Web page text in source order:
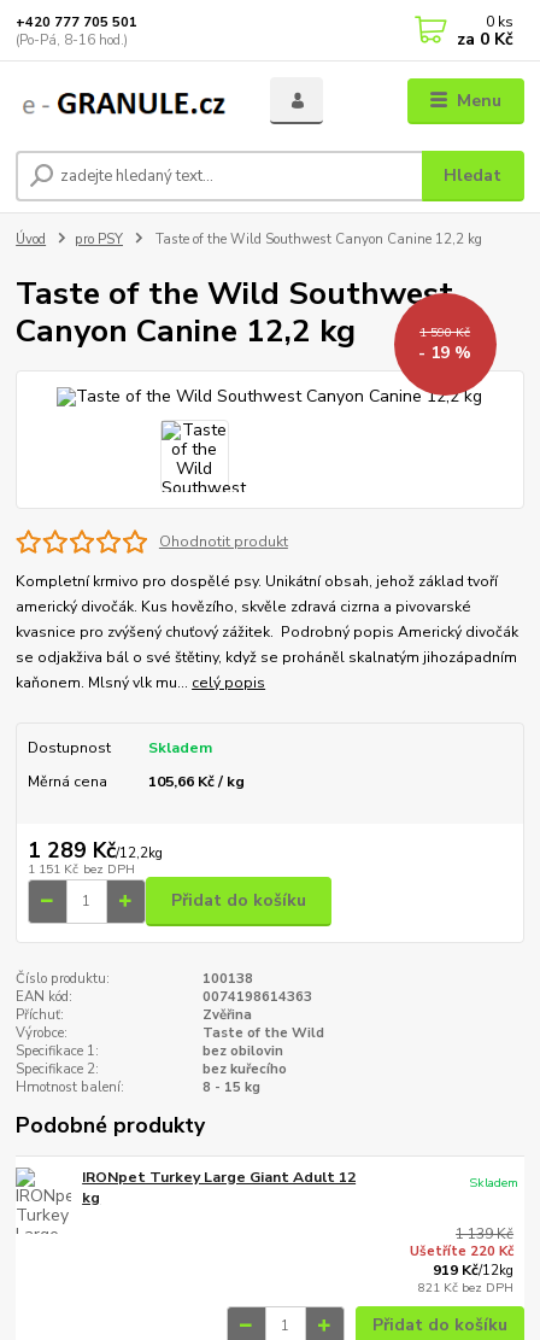
Menu
Hledat
+420 777 705 501
(Po-Pá, 8-16 hod.)
0 ks
za 0 Kč
Úvod pro PSY Taste of the Wild Southwest Canyon Canine 12,2 kg
Taste of the Wild Southwest
Canyon Canine 12,2 kg
1 590 Kč
- 19 %
Ohodnotit produkt
Kompletní krmivo pro dospělé psy. Unikátní obsah, jehož základ tvoří
americký divočák. Kus hovězího, skvěle zdravá cizrna a pivovarské
kvasnice pro zvýšený chuťový zážitek. Podrobný popis Americký divočák
se odjakživa bál o své štětiny, když se proháněl skalnatým jihozápadním
kaňonem. Mlsný vlk mu... celý popis
Dostupnost
Skladem
Měrná cena
105,66 Kč / kg
1 289 Kč/12,2kg
1 151 Kč bez DPH
Přidat do košíku
Číslo produktu:
100138
EAN kód:
0074198614363
Příchuť:
Zvěřina
Výrobce:
Taste of the Wild
Specifikace 1:
bez obilovin
Specifikace 2:
bez kuřecího
Hmotnost balení:
8 - 15 kg
Podobné produkty
IRONpet Turkey Large Giant Adult 12
kg
1 139 Kč
Ušetříte 220 Kč
919 Kč/12kg
821 Kč bez DPH
Skladem
Přidat do košíku